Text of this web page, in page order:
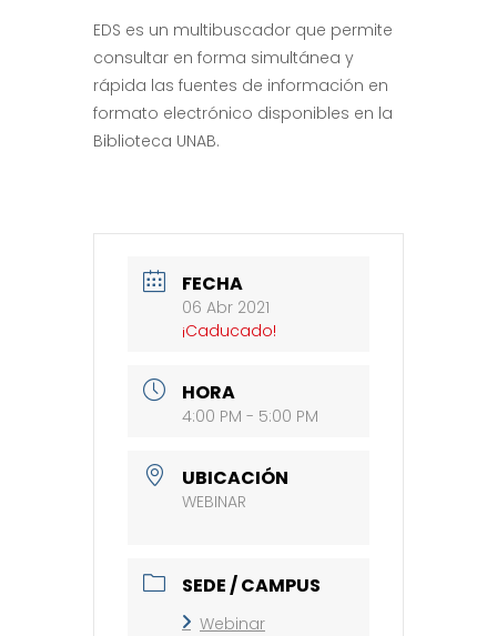
EDS es un multibuscador que permite
consultar en forma simultánea y
rápida las fuentes de información en
formato electrónico disponibles en la
Biblioteca UNAB.
FECHA
06 Abr 2021
¡Caducado!
HORA
4:00 PM - 5:00 PM
UBICACIÓN
WEBINAR
SEDE / CAMPUS
Webinar